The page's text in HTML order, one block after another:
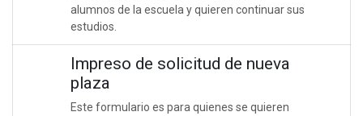
alumnos de la escuela y quieren continuar sus
estudios.
Impreso de solicitud de nueva
plaza
Este formulario es para quienes se quieren